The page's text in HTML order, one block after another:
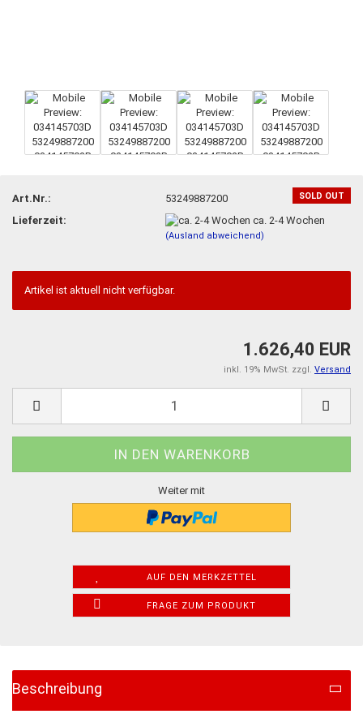
SOLD OUT
Art.Nr.:
53249887200
Lieferzeit:
ca. 2-4 Wochen
(Ausland abweichend)
Artikel ist aktuell nicht verfügbar.
1.626,40 EUR
inkl. 19% MwSt. zzgl. Versand
Weiter mit
AUF DEN MERKZETTEL
FRAGE ZUM PRODUKT
Beschreibung